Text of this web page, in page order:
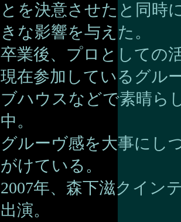
とを決意させたと同時
きな影響を与えた。
卒業後、プロとしての
現在参加しているグル
ブハウスなどで素晴ら
中。
グルーヴ感を大事にし
がけている。
2007年、森下滋クイン
出演。